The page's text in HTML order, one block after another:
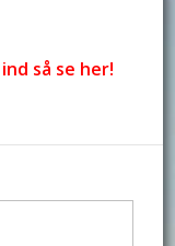
så se her!